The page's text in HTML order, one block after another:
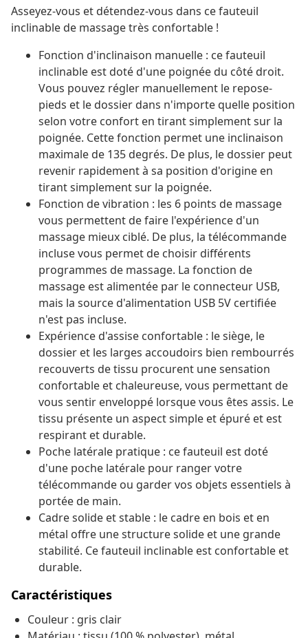
Asseyez-vous et détendez-vous dans ce fauteuil
inclinable de massage très confortable !
Fonction d'inclinaison manuelle : ce fauteuil
inclinable est doté d'une poignée du côté droit.
Vous pouvez régler manuellement le repose-
pieds et le dossier dans n'importe quelle position
selon votre confort en tirant simplement sur la
poignée. Cette fonction permet une inclinaison
maximale de 135 degrés. De plus, le dossier peut
revenir rapidement à sa position d'origine en
tirant simplement sur la poignée.
Fonction de vibration : les 6 points de massage
vous permettent de faire l'expérience d'un
massage mieux ciblé. De plus, la télécommande
incluse vous permet de choisir différents
programmes de massage. La fonction de
massage est alimentée par le connecteur USB,
mais la source d'alimentation USB 5V certifiée
n'est pas incluse.
Expérience d'assise confortable : le siège, le
dossier et les larges accoudoirs bien rembourrés
recouverts de tissu procurent une sensation
confortable et chaleureuse, vous permettant de
vous sentir enveloppé lorsque vous êtes assis. Le
tissu présente un aspect simple et épuré et est
respirant et durable.
Poche latérale pratique : ce fauteuil est doté
d'une poche latérale pour ranger votre
télécommande ou garder vos objets essentiels à
portée de main.
Cadre solide et stable : le cadre en bois et en
métal offre une structure solide et une grande
stabilité. Ce fauteuil inclinable est confortable et
durable.
Caractéristiques
Couleur : gris clair